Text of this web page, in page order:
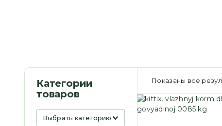
Категории
товаров
Показаны все